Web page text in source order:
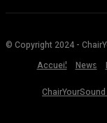
© Copyright 2024 -
Accueil
News